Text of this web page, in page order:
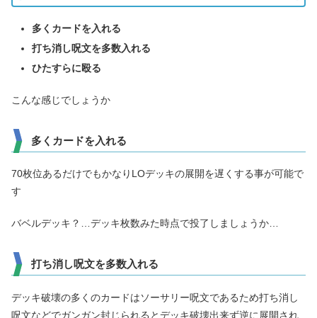
多くカードを入れる
打ち消し呪文を多数入れる
ひたすらに殴る
こんな感じでしょうか
多くカードを入れる
70枚位あるだけでもかなりLOデッキの展開を遅くする事が可能で
す
バベルデッキ？…デッキ枚数みた時点で投了しましょうか…
打ち消し呪文を多数入れる
デッキ破壊の多くのカードはソーサリー呪文であるため打ち消し
呪文などでガンガン封じられるとデッキ破壊出来ず逆に展開され